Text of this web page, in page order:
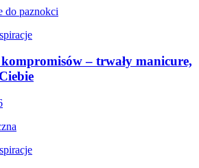
– trwały manicure,